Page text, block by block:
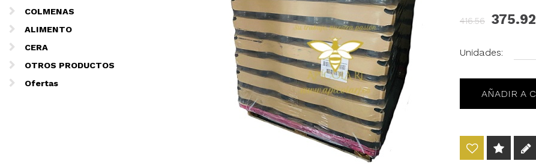
COLMENAS
ALIMENTO
CERA
OTROS PRODUCTOS
Ofertas
416.56 375.92
Unidades: